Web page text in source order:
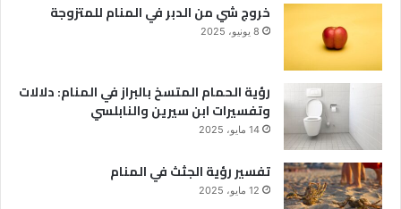
خروج شي من الدبر في المنام للمتزوجة
8 يونيو، 2025
رؤية الحمام المتسخ بالبراز في المنام: دلالات
وتفسيرات ابن سيرين والنابلسي
14 مايو، 2025
تفسير رؤية الجثث في المنام
12 مايو، 2025